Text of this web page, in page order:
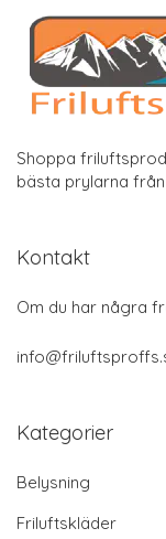
Shoppa
bästa prylarna
Kontakt
Om du har några
Kategorier
Belysning
Friluftskläder